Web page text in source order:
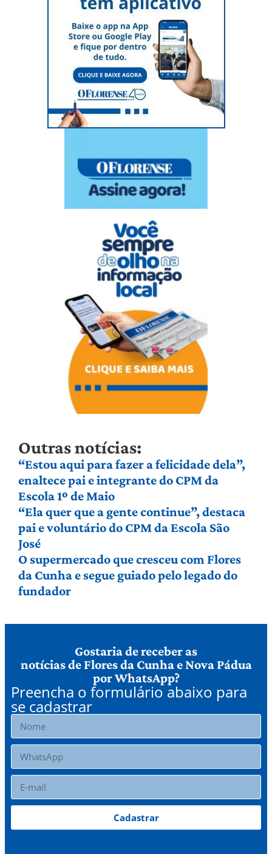
Outras notícias:
“Estou aqui para fazer a felicidade dela”,
enaltece pai e integrante do CPM da
Escola 1º de Maio
“Ela quer que a gente continue”, destaca
pai e voluntário do CPM da Escola São
José
O supermercado que cresceu com Flores
da Cunha e segue guiado pelo legado do
fundador
Gostaria de receber as
notícias de Flores da Cunha e Nova Pádua
por WhatsApp?
Preencha o formulário abaixo para
se cadastrar
Cadastrar